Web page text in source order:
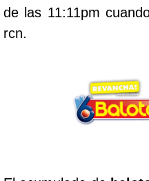
Lotería de Medellín
Lotería del Cauca
de las 11:11pm
rcn.